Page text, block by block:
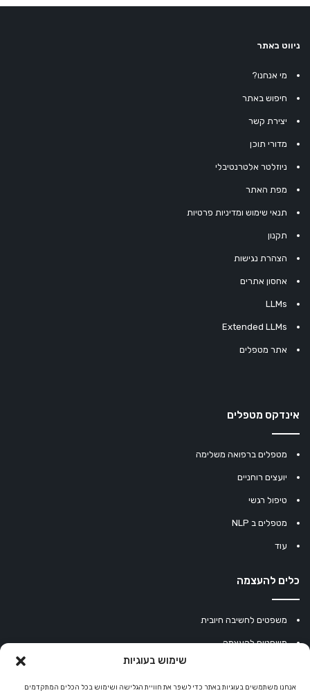
שימוש בעוגיות
אנחנו משתמשים בעוגיות באתר כדי לשפר את חוויית הגלישה ושימוש בכל הכלים המתקדמים
ניווט באתר
מי אנחנו?
חיפוש באתר
יצירת קשר
מדורי תוכן
ניוזלטר אלטרנטיבלי
מפת האתר
תנאי שימוש ומדיניות פרטיות
תקנון
הצהרת נגישות
אחסון אתרים
LLMs
Extended LLMs
אתר מטפלים
אינדקס מטפלים
מטפלים ברפואה משלימה
יועצים רוחניים
טיפול רגשי
מטפלים ב NLP
עוד
כלים להעצמה
משפטים לחשיבה חיובית
משפטים להעצמה
מחשבון נומרולוגיה